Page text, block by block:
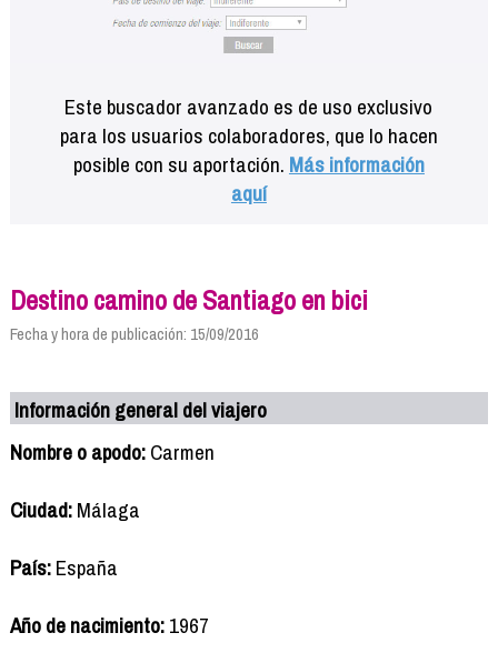
Este buscador avanzado es de uso exclusivo
para los usuarios colaboradores, que lo hacen
posible con su aportación. Más información
aquí
Destino camino de Santiago en bici
Fecha y hora de publicación: 15/09/2016
Información general del viajero
Nombre o apodo:Carmen
Ciudad:Málaga
País:España
Año de nacimiento:1967